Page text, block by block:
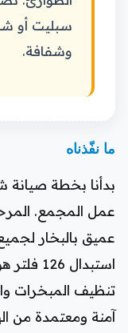
سبليت أو
وشفافة.
ما نفّذناه
بدأنا بخطة
عميق بالبخار
تنظيف المبخرات
آمنة ومعتمدة من